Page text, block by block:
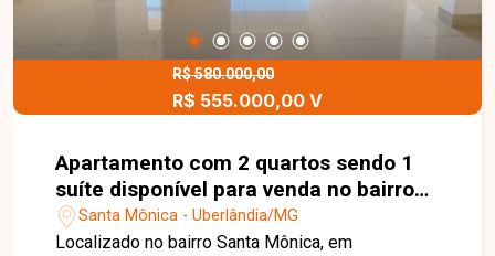
ambiente amplo, funcional e em uma localização
R$ 580.000,00
R$ 555.000,00 V
Apartamento com 2 quartos sendo 1
suíte disponível para venda no bairro
Santa Mônica em Uberlândia-MG
Santa Mônica - Uberlândia/MG
Localizado no bairro Santa Mônica, em